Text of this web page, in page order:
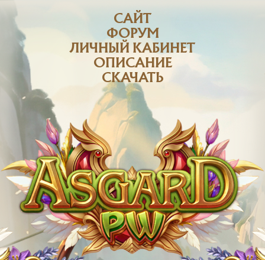
САЙТ
ФОРУМ
ЛИЧНЫЙ КАБИНЕТ
ОПИСАНИЕ
СКАЧАТЬ